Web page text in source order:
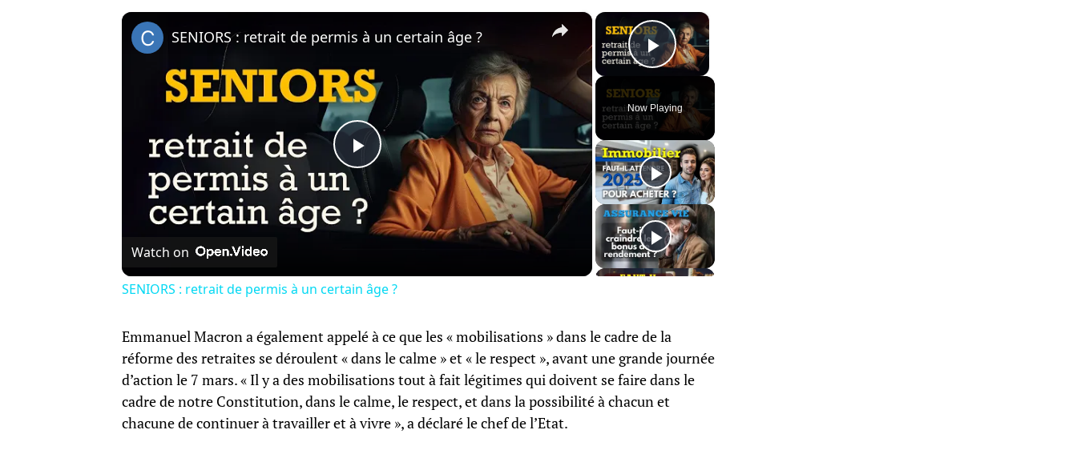
×
Play Video
Now Playing
×
Play
Video
SENIORS : retrait de permis à un certain âge ?
Watch on
SENIORS : retrait de permis à un certain âge ?
Emmanuel Macron a également appelé à ce que les « mobilisations » dans le cadre de la
réforme des retraites se déroulent « dans le calme » et « le respect », avant une grande journée
d’action le 7 mars. « Il y a des mobilisations tout à fait légitimes qui doivent se faire dans le
cadre de notre Constitution, dans le calme, le respect, et dans la possibilité à chacun et
chacune de continuer à travailler et à vivre », a déclaré le chef de l’Etat.